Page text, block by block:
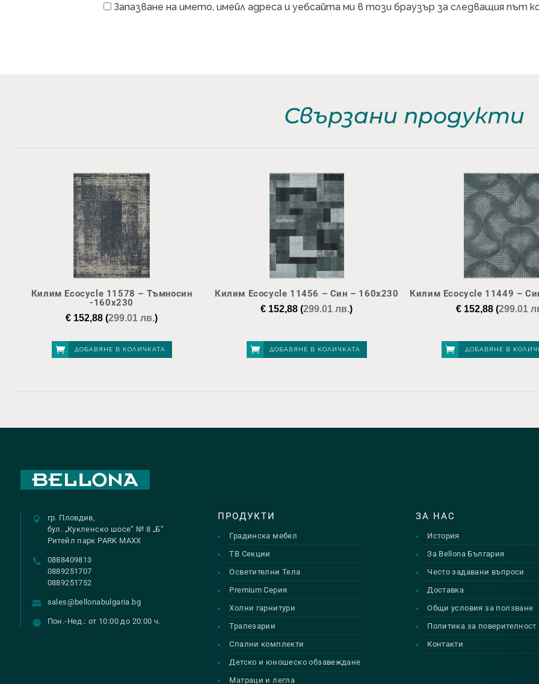
Запазване на името, имейл адреса и уебсайта ми в този браузър за следващия път
Свързани продукти
Килим Ecocycle 11578 – Тъмносин
-160х230
€ 152,88 (299.01 лв.)
ДОБАВЯНЕ В КОЛИЧКАТА
Килим Ecocycle 11456 – Син – 160х230
€ 152,88 (299.01 лв.)
ДОБАВЯНЕ В КОЛИЧКАТА
Килим Ecocycle 11449 –
€152,88(299.01
ДОБАВЯНЕ В
гр. Пловдив,
бул. „Кукленско шосе“ № 8 „Б“
Ритейл парк PARK MAXX
0888409813
0889251707
0889251752
sales@bellonabulgaria.bg
Пон.-Нед.: от 10:00 до 20:00 ч.
ПРОДУКТИ
Градинска мебел
ТВ Секции
Осветителни Тела
Premium Серия
Холни гарнитури
Трапезарии
Спални комплекти
Детско и юношеско обзавеждане
Матраци и легла
ЗА НАС
История
За Bellona България
Често задавани въпроси
Доставка
Общи условия за ползване
Политика за поверителност
Контакти